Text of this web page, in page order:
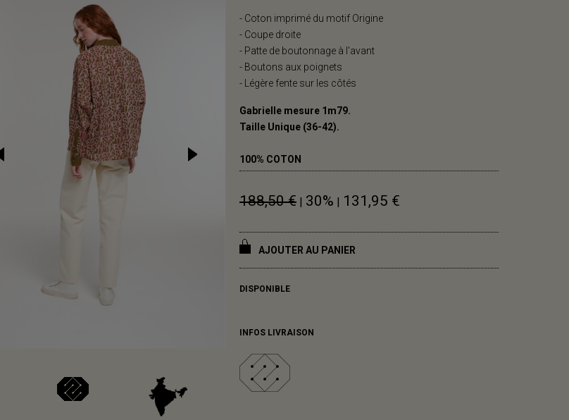
- Coton imprimé du motif Origine
- Coupe droite
- Patte de boutonnage à l'avant
- Boutons aux poignets
- Légère fente sur les côtés
Gabrielle mesure 1m79.
Taille Unique (36-42).
100% COTON
188,50 €| 30% | 131,95 €
AJOUTER AU PANIER
DISPONIBLE
INFOS LIVRAISON